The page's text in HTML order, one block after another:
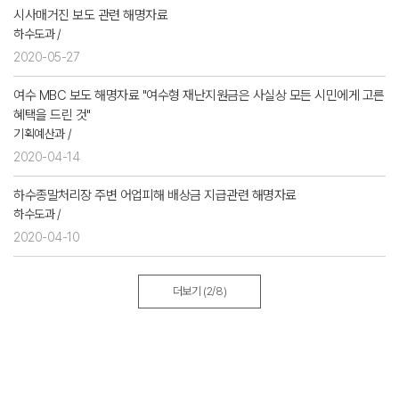
시사매거진 보도 관련 해명자료
하수도과 /
2020-05-27
여수 MBC 보도 해명자료 "여수형 재난지원금은 사실상 모든 시민에게 고른
혜택을 드린 것"
기획예산과 /
2020-04-14
하수종말처리장 주변 어업피해 배상금 지급관련 해명자료
하수도과 /
2020-04-10
더보기 (2/8)